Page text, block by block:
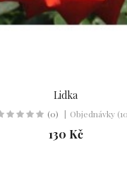
Lidka
(0) Objednávky
130 Kč